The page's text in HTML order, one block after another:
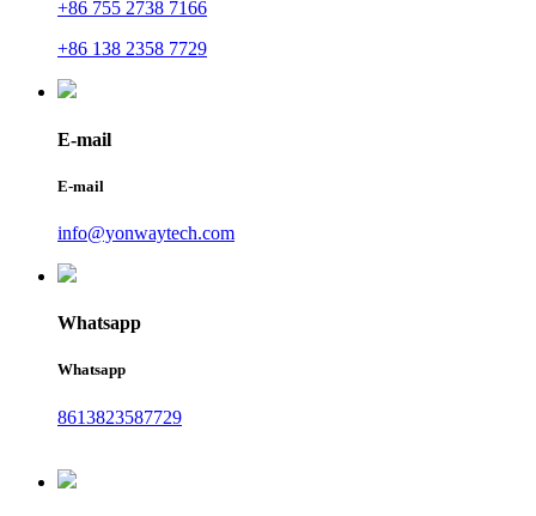
+86 755 2738 7166
+86 138 2358 7729
E-mail
E-mail
info@yonwaytech.com
Whatsapp
Whatsapp
8613823587729